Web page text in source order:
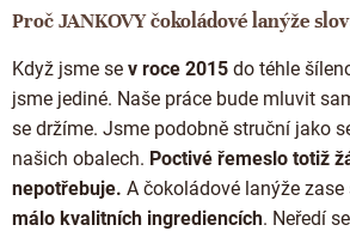
Proč JANKOVY čokoládové lanýže
Když jsme se v roce 2015 do téhle
jsme jediné. Naše práce bude mluvit
se držíme. Jsme podobně struční jako
našich obalech. Poctivé řemeslo totiž
nepotřebuje. A čokoládové lanýže zase
málo kvalitních ingrediencích. Neředí